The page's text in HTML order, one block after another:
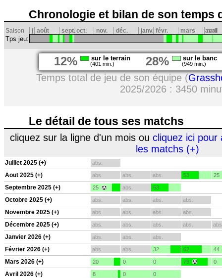
Chronologie et bilan de son temps
Saison j août sept.oct. nov. déc. janv. févr. mars avril
mai
Tps jeu:
12% sur le terrain
(401 min.) 28% sur le banc
(949 min.)
Temps total de jeu de son équipe (
2025/2026 : 3450
Le détail de tous ses matchs
cliquez sur la ligne d'un mois ou cliquez ici pour
les matchs (+)
Juillet 2025 (+) abs.
Aout 2025 (+) abs. abs. abs. 53 25
Septembre 2025 (+) 25 abs. 53
Octobre 2025 (+) abs. abs. abs. abs.
Novembre 2025 (+) abs. abs. abs. abs.
Décembre 2025 (+) abs. abs. abs. abs.
Janvier 2026 (+) abs. abs. abs.
Février 2026 (+) abs. abs. 32 62 44
Mars 2026 (+) 20 0 0 79 0
Avril 2026 (+) 8 0 0